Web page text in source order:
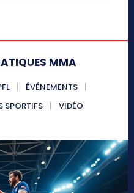
MMA
ÉVÉNEMENTS
SPORTIFS VIDÉO